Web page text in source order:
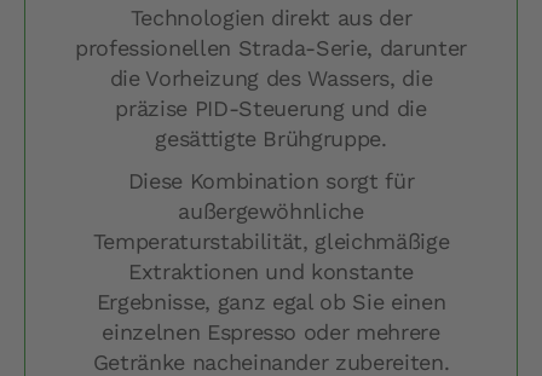
Technologien direkt aus der
professionellen Strada-Serie, darunter
die Vorheizung des Wassers, die
präzise PID-Steuerung und die
gesättigte Brühgruppe.
Diese Kombination sorgt für
außergewöhnliche
Temperaturstabilität, gleichmäßige
Extraktionen und konstante
Ergebnisse, ganz egal ob Sie einen
einzelnen Espresso oder mehrere
Getränke nacheinander zubereiten.